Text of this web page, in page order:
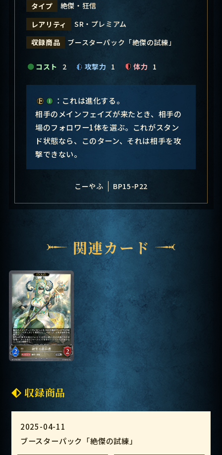
タイプ
絶傑・狂信
レアリティ
SR・プレミアム
収録商品
ブースターパック「絶傑の試練」
コスト 2 攻撃力 1 体力 1
：これは進化する。
相手のメインフェイズが来たとき、相手の
場のフォロワー1体を選ぶ。これがスタン
ド状態なら、このターン、それは相手を攻
撃できない。
こーやふ BP15-P22
関連カード
収録商品
2025-04-11
ブースターパック「絶傑の試練」